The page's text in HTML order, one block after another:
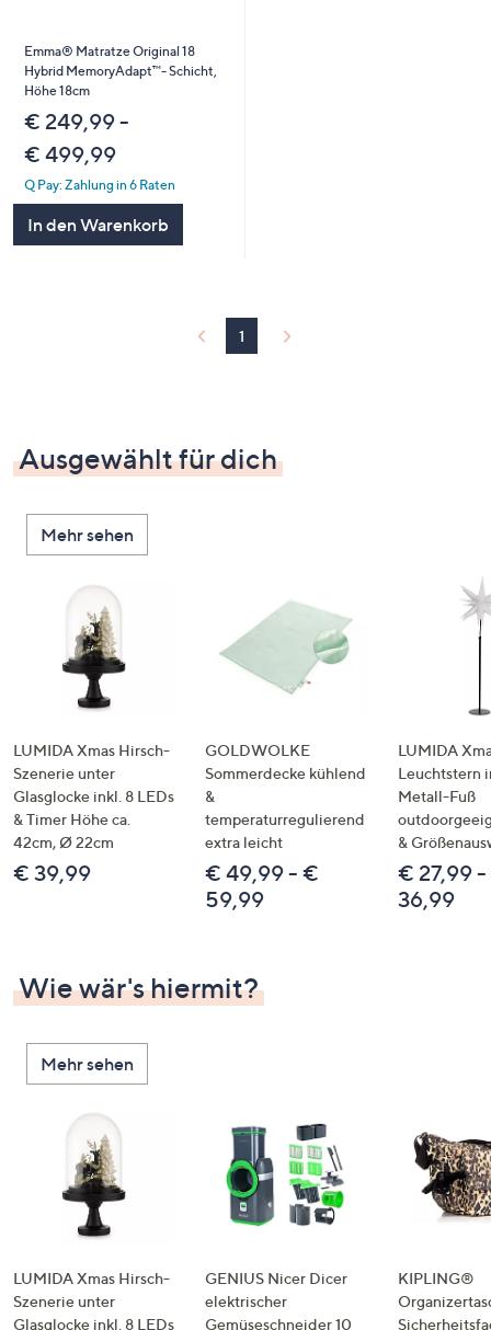
Emma® Matratze Original 18
Hybrid MemoryAdapt™- Schicht,
Höhe 18cm
€ 249,99 -
€ 499,99
Q Pay: Zahlung in 6 Raten
In den Warenkorb
1
Ausgewählt für dich
Mehr sehen
LUMIDA Xmas Hirsch-
Szenerie unter
Glasglocke inkl. 8 LEDs
& Timer Höhe ca.
42cm, Ø 22cm
€ 39,99
GOLDWOLKE
Sommerdecke kühlend
&
temperaturregulierend
extra leicht
€ 49,99 - €
59,99
LUMIDA
Leuchtstern
Metall-Fuß
&
€ 27,99
36,99
Wie wär's hiermit?
Mehr sehen
LUMIDA Xmas Hirsch-
Szenerie unter
Glasglocke inkl. 8 LEDs
GENIUS Nicer Dicer
elektrischer
Gemüseschneider 10
KIPLING®